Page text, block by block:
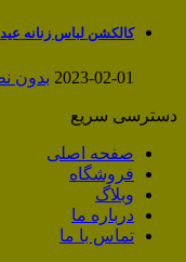
کالکشن لباس زنانه عیدانه 1402 مزون
2023-02-01 بدون
دسترسی سریع
صفحه اصلی
فروشگاه
وبلاگ
درباره ما
تماس با ما